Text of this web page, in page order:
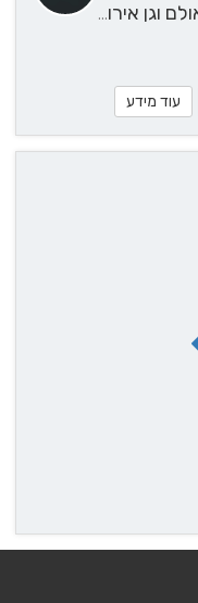
סרה אירועים - SERA Events - אולם וגן אירועים בירושלים ומבואותיה
עוד מידע